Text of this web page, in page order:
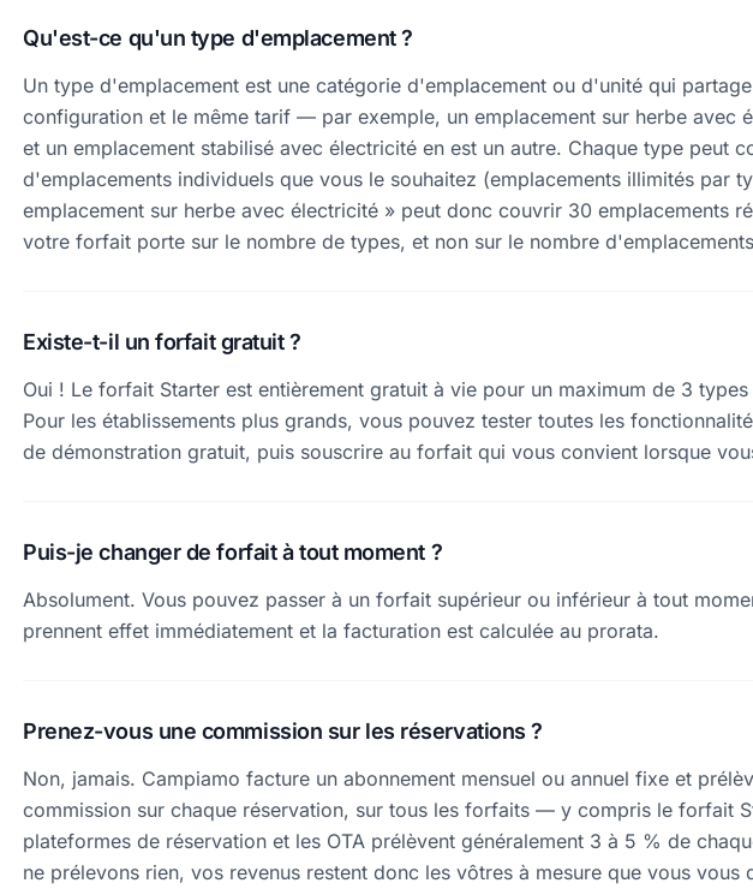
Qu'est-ce qu'un type d'emplacement ?
Un type d'emplacement est une catégorie d'emplacement ou d'unité qui
configuration et le même tarif — par exemple, un emplacement sur herbe avec
et un emplacement stabilisé avec électricité en est un autre. Chaque type peut
d'emplacements individuels que vous le souhaitez (emplacements illimités par
emplacement sur herbe avec électricité » peut donc couvrir 30 emplacements
votre forfait porte sur le nombre de types, et non sur le nombre
Existe-t-il un forfait gratuit ?
Oui ! Le forfait Starter est entièrement gratuit à vie pour un maximum de 3
Pour les établissements plus grands, vous pouvez tester toutes les
de démonstration gratuit, puis souscrire au forfait qui vous convient lorsque
Puis-je changer de forfait à tout moment ?
Absolument. Vous pouvez passer à un forfait supérieur ou inférieur à tout
prennent effet immédiatement et la facturation est calculée au prorata.
Prenez-vous une commission sur les réservations ?
Non, jamais. Campiamo facture un abonnement mensuel ou annuel fixe et
commission sur chaque réservation, sur tous les forfaits — y compris le forfait
plateformes de réservation et les OTA prélèvent généralement 3 à 5 % de
ne prélevons rien, vos revenus restent donc les vôtres à mesure que vous vous